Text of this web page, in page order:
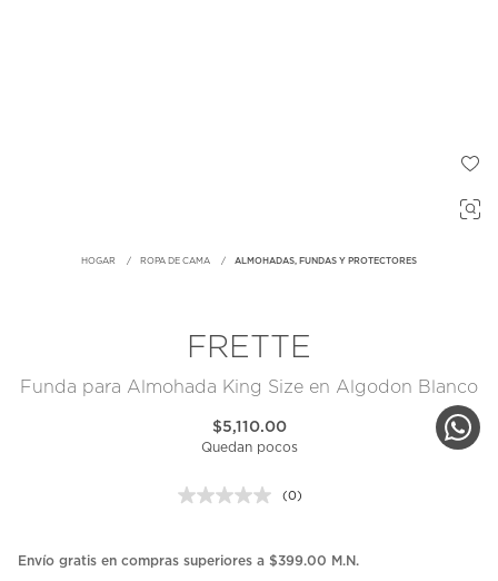
HOGAR ROPA DE CAMA ALMOHADAS, FUNDAS Y PROTECTORES
FRETTE
Funda para Almohada King Size en Algodon Blanco
$5,110.00
Quedan pocos
Sin
en
(0)
Envío gratis en compras superiores a $399.00 M.N.